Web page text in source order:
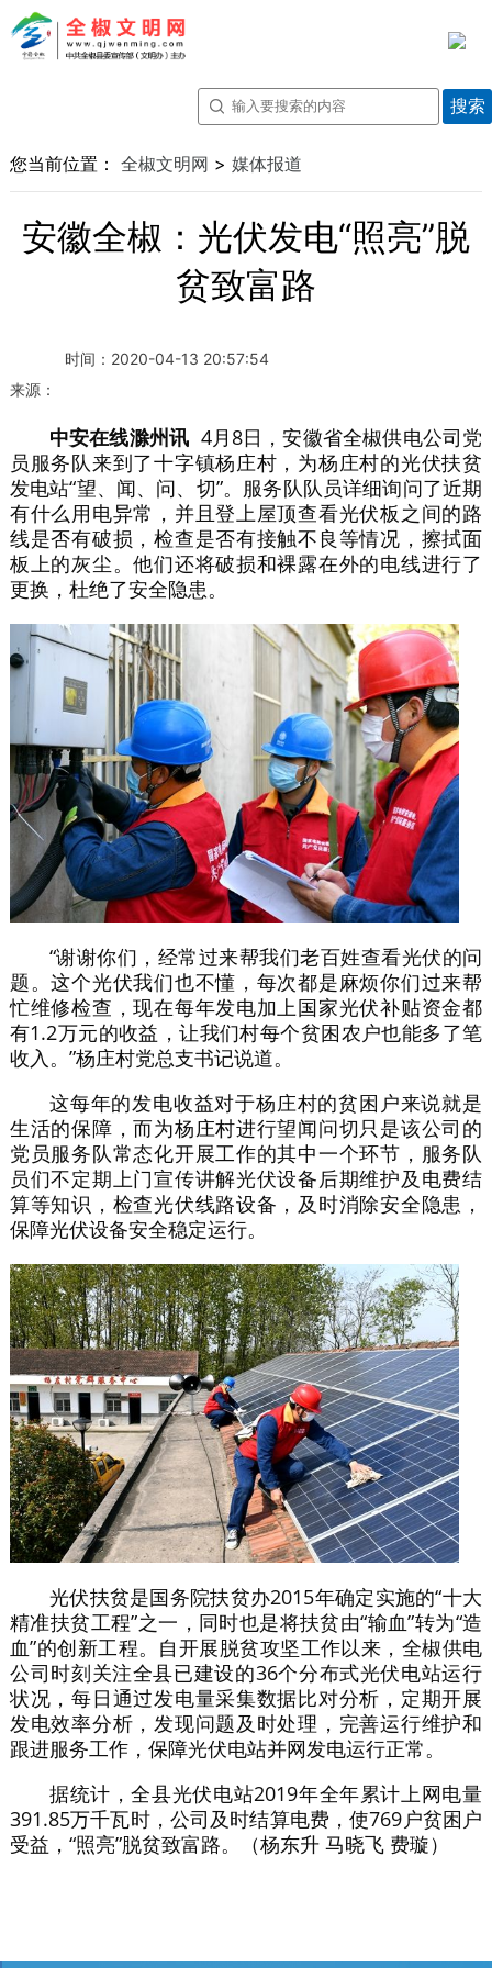
您当前位置： 全椒文明网 > 媒体报道
安徽全椒：光伏发电“照亮”脱
贫致富路
时间： 2020-04-13 20:57:54
来源：
中安在线滁州讯 4月8日，安徽省全椒供电公司党
员服务队来到了十字镇杨庄村，为杨庄村的光伏扶贫
发电站“望、闻、问、切”。服务队队员详细询问了近期
有什么用电异常，并且登上屋顶查看光伏板之间的路
线是否有破损，检查是否有接触不良等情况，擦拭面
板上的灰尘。他们还将破损和裸露在外的电线进行了
更换，杜绝了安全隐患。
“谢谢你们，经常过来帮我们老百姓查看光伏的问
题。这个光伏我们也不懂，每次都是麻烦你们过来帮
忙维修检查，现在每年发电加上国家光伏补贴资金都
有1.2万元的收益，让我们村每个贫困农户也能多了笔
收入。”杨庄村党总支书记说道。
这每年的发电收益对于杨庄村的贫困户来说就是
生活的保障，而为杨庄村进行望闻问切只是该公司的
党员服务队常态化开展工作的其中一个环节，服务队
员们不定期上门宣传讲解光伏设备后期维护及电费结
算等知识，检查光伏线路设备，及时消除安全隐患，
保障光伏设备安全稳定运行。
光伏扶贫是国务院扶贫办2015年确定实施的“十大
精准扶贫工程”之一，同时也是将扶贫由“输血”转为“造
血”的创新工程。自开展脱贫攻坚工作以来，全椒供电
公司时刻关注全县已建设的36个分布式光伏电站运行
状况，每日通过发电量采集数据比对分析，定期开展
发电效率分析，发现问题及时处理，完善运行维护和
跟进服务工作，保障光伏电站并网发电运行正常。
据统计，全县光伏电站2019年全年累计上网电量
391.85万千瓦时，公司及时结算电费，使769户贫困户
受益，“照亮”脱贫致富路。（杨东升 马晓飞 费璇）